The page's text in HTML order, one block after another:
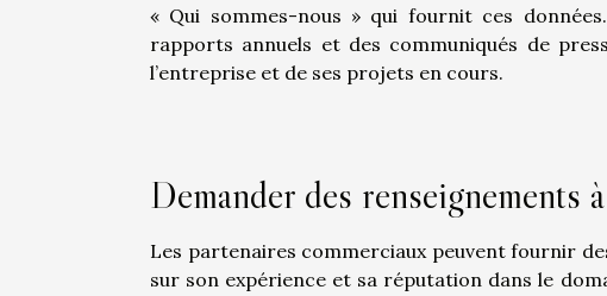
« Qui sommes-nous » qui fournit ces
rapports annuels et des communiqués de
l’entreprise et de ses projets en cours.
Demander des renseignements
Les partenaires commerciaux peuvent fournir
sur son expérience et sa réputation dans le